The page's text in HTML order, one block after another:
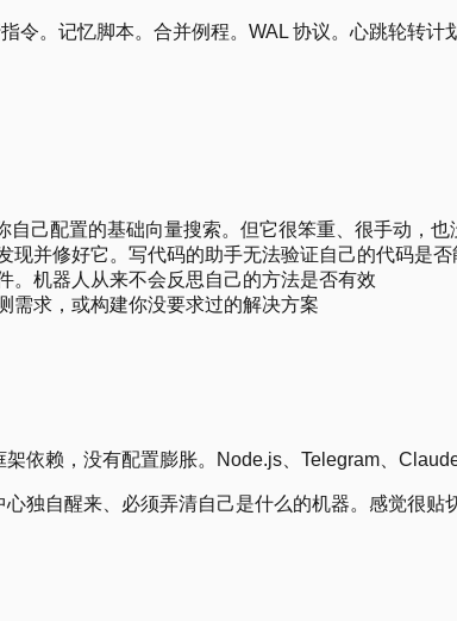
令。记忆脚本。合并例程。WAL 协议。心跳轮转
己配置的基础向量搜索。但它很笨重、很手动，也
并修好它。写代码的助手无法验证自己的代码是否
机器人从来不会反思自己的方法是否有效
求，或构建你没要求过的解决方案
依赖，没有配置膨胀。Node.js、Telegram、
独自醒来、必须弄清自己是什么的机器。感觉很贴